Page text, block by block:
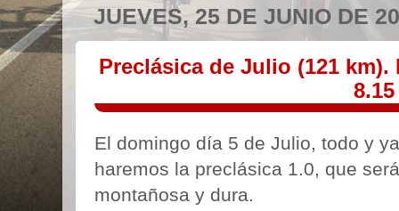
JUEVES, 25 DE JUNIO DE
Preclásica de Julio (121
8.15
El domingo día 5 de Julio, todo y
haremos la preclásica 1.0, que
montañosa y dura.